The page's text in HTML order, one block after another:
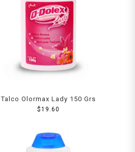
Talco Olormax Lady 150 Grs
$19.60